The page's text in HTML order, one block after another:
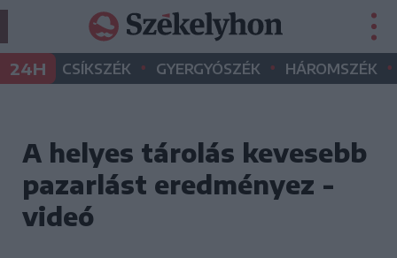
24H CSÍKSZÉK • GYERGYÓSZÉK • HÁROMSZÉK •
A helyes tárolás kevesebb
pazarlást eredményez -
videó